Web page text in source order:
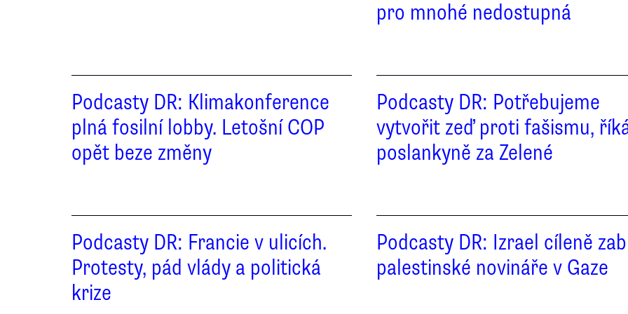
pro mnohé nedostupná
Podcasty DR: Klimakonference
plná fosilní lobby. Letošní COP
opět beze změny
Podcasty DR: Potřebujeme
vytvořit zeď proti fašismu,
poslankyně za Zelené
Podcasty DR: Francie v ulicích.
Protesty, pád vlády a politická
krize
Podcasty DR: Izrael cíleně
palestinské novináře v Gaze